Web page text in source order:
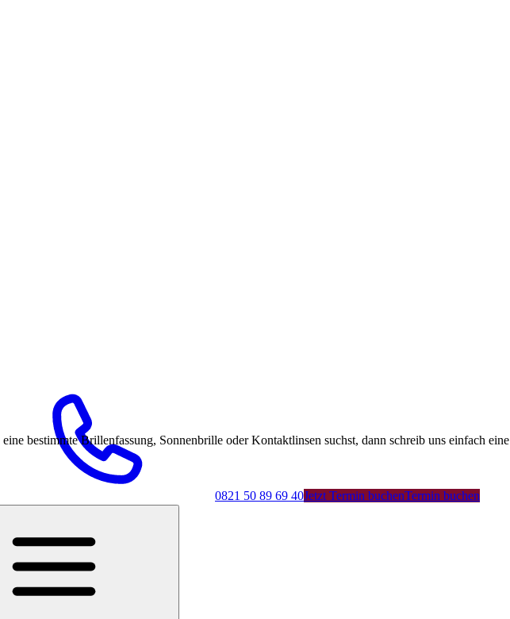
0821 50 89 69 40Jetzt Termin buchenTermin buchen
bestimmte Brillenfassung, Sonnenbrille oder Kontaktlinsen suchst, dann schreib uns einfach eine